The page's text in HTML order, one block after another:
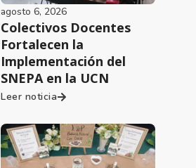
agosto 6, 2026
Colectivos Docentes
Fortalecen la
Implementación del
SNEPA en la UCN
Leer noticia